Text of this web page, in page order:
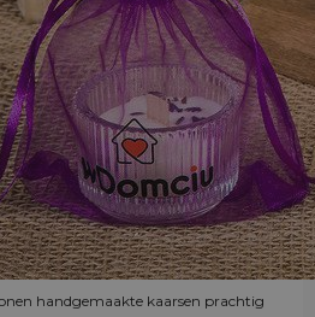
handgemaakte kaarsen prachtig